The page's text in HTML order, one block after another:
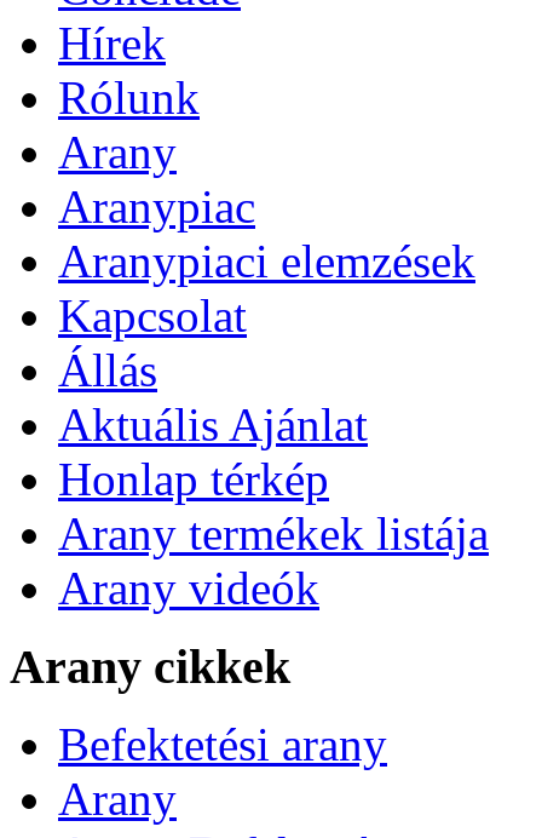
Hírek
Rólunk
Arany
Aranypiac
Aranypiaci elemzések
Kapcsolat
Állás
Aktuális Ajánlat
Honlap térkép
Arany termékek listája
Arany videók
Arany cikkek
Befektetési arany
Arany